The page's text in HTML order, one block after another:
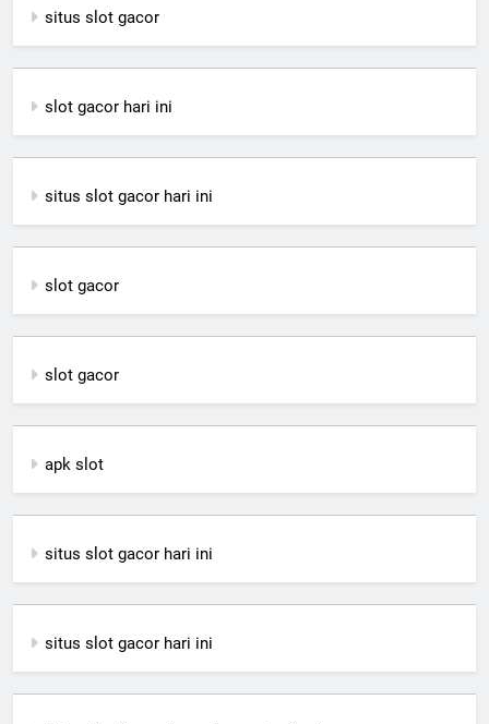
situs slot gacor
slot gacor hari ini
situs slot gacor hari ini
slot gacor
slot gacor
apk slot
situs slot gacor hari ini
situs slot gacor hari ini